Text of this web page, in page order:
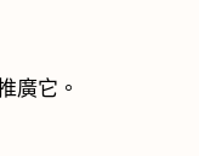
廣它。